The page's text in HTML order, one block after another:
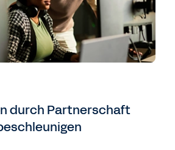
durch Partnerschaft